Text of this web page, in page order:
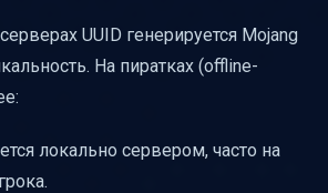
UUID генерируется Mojang
На пиратках (offline-
локально сервером, часто на